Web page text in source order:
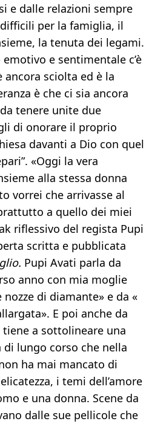
e dalle relazioni sempre
per la famiglia, il
la tenuta dei legami.
e sentimentale c’è
ancora sciolta ed è la
è che ci sia ancora
tenere unite due
di onorare il proprio
davanti a Dio con quel
«Oggi la vera
alla stessa donna
vorrei che arrivasse al
a quello dei miei
riflessivo del regista Pupi
scritta e pubblicata
Pupi Avati parla da
anno con mia moglie
di diamante» e da «
E poi anche da
tiene a sottolineare una
lungo corso che nella
ha mai mancato di
i temi dell’amore
e una donna. Scene da
dalle sue pellicole che